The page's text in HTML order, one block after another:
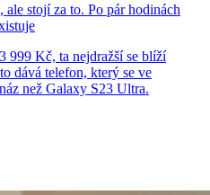
stojí za to. Po pár hodinách
999 Kč, ta nejdražší se blíží
dává telefon, který se ve
než Galaxy S23 Ultra.